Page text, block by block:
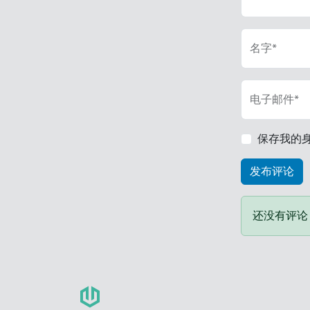
名字*
电子邮件*
保存我的
还没有评论